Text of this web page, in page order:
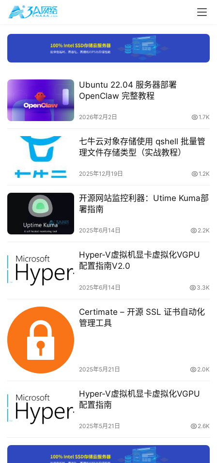
基
施
运
维
系
Ubuntu 22.04 服务器部署
OpenClaw 完整教程
2026年2月2日 1.7K
七牛云对象存储使用 qshell 批量管
理文件存储类型（实战教程）
2025年12月19日 1.2K
开源网站监控利器：Utime Kuma部
署指南
2025年6月14日 2.2K
Hyper-V虚拟机显卡虚拟化VGPU
配置指南V2.0
2025年6月14日 3.3K
Certimate – 开源 SSL 证书自动化
管理工具
2025年5月21日 2.0K
Hyper-V虚拟机显卡虚拟化VGPU
配置指南
2025年5月21日 2.6K